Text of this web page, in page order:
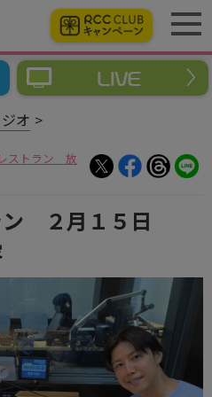
オ
ストラン 放
ン ２月１５日